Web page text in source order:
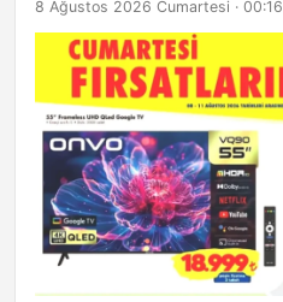
SAĞLIK
ALIŞVERIŞ
8 Ağustos 2026 Cumartesi · 00:16